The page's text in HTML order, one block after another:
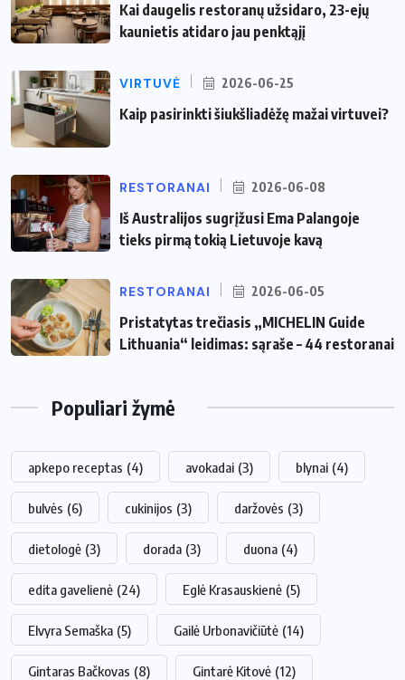
Kai daugelis restoranų užsidaro, 23-ejų
kaunietis atidaro jau penktąjį
VIRTUVĖ 2026-06-25
Kaip pasirinkti šiukšliadėžę mažai virtuvei?
RESTORANAI 2026-06-08
Iš Australijos sugrįžusi Ema Palangoje
tieks pirmą tokią Lietuvoje kavą
RESTORANAI 2026-06-05
Pristatytas trečiasis „MICHELIN Guide
Lithuania“ leidimas: sąraše – 44 restoranai
Populiari žymė
apkepo receptas (4) avokadai (3) blynai (4)
bulvės (6) cukinijos (3) daržovės (3)
dietologė (3) dorada (3) duona (4)
edita gavelienė (24) Eglė Krasauskienė (5)
Elvyra Semaška (5) Gailė Urbonavičiūtė (14)
Gintaras Bačkovas (8) Gintarė Kitovė (12)